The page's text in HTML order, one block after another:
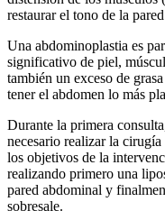
restaurar el tono de la
Una abdominoplastia es
significativo de piel,
también un exceso de
tener el abdomen lo más
Durante la primera
necesario realizar la
los objetivos de la
realizando primero una
pared abdominal y
sobresale.